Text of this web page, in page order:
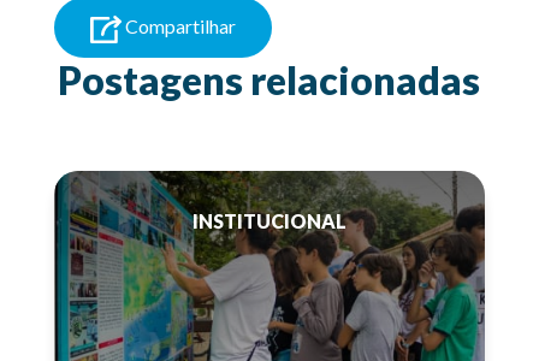
Compartilhar
Postagens relacionadas
INSTITUCIONAL